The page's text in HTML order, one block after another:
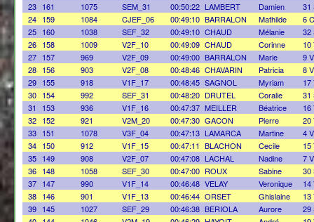
23 161 1075 SEM_31 00:50:22 LAMBERT Damien
31
24 159 1084 CJEF_06 00:49:10 BARRALON Mathilde
6
25 160 1038 SEF_32 00:49:10 CHAUD Mélanie
32
26 158 1009 V2F_10 00:49:09 CHAUD Corinne
10
27 157 969 V2F_09 00:49:00 BARRALON Marie
9
28 156 903 V2F_08 00:48:46 CHAVARIN Patricia
8
29 155 918 V1F_17 00:48:45 SAGNOL Myriam
17
30 154 992 SEF_31 00:48:20 DRUTEL Coralie
31
31
153 936 V1F_16 00:47:37 MEILLER Béatrice
16
32 152 921 V2M_20 00:47:30 GACON Pierre
20
33 151 1078 V3F_04 00:47:13 LAMARCA Martine
4
34 150 912 V1F_15 00:47:11 BLACHON Cecile
15
35 149 908 V2F_07 00:47:08 LACHAL Nadine
7
36 148 1058 SEF_30 00:47:00 ROUX Sabine
30
37 147 990 V1F_14 00:46:48 VELAY Veronique
14
38 146 901 V1F_13 00:46:44 ORSET Ghislaine
13
39 145 1027 SEF_29 00:46:38 BERIOLA Aurore
29